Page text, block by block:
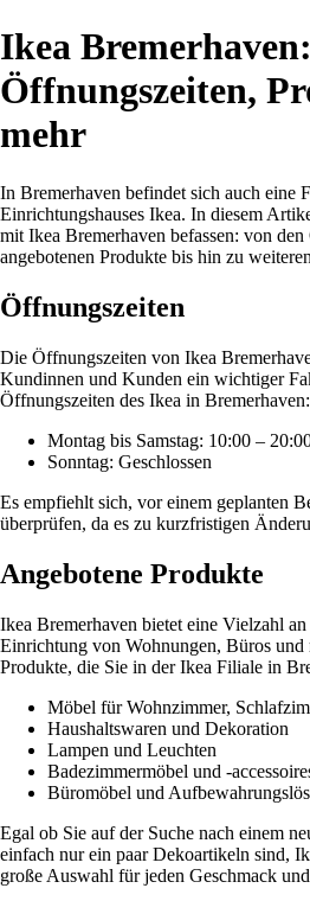
Ikea Bremerhaven:
Öffnungszeiten,
mehr
In Bremerhaven befindet sich auch eine
Einrichtungshauses Ikea. In diesem
mit Ikea Bremerhaven befassen: von
angebotenen Produkte bis hin zu
Öffnungszeiten
Die Öffnungszeiten von Ikea
Kundinnen und Kunden ein wichtiger
Öffnungszeiten des Ikea in Bremerhaven:
Montag bis Samstag: 10:00 –
Sonntag: Geschlossen
Es empfiehlt sich, vor einem geplanten
überprüfen, da es zu kurzfristigen
Angebotene Produkte
Ikea Bremerhaven bietet eine Vielzahl
Einrichtung von Wohnungen, Büros und
Produkte, die Sie in der Ikea Filiale in
Möbel für Wohnzimmer,
Haushaltswaren und Dekoration
Lampen und Leuchten
Badezimmermöbel und -
Büromöbel und
Egal ob Sie auf der Suche nach einem
einfach nur ein paar Dekoartikeln sind,
große Auswahl für jeden Geschmack